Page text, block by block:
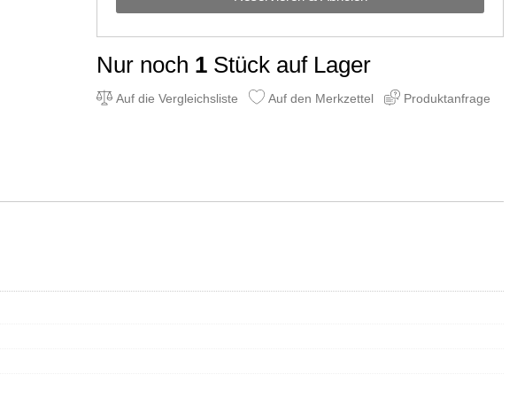
Nur noch 1 Stück auf Lager
Auf die Vergleichsliste Auf den Merkzettel Produktanfrage